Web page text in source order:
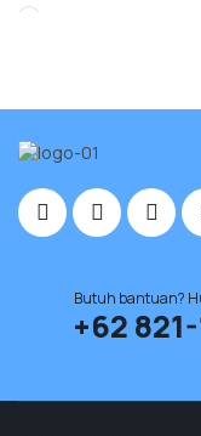
Chanel mascara
Mascara for full
Maybellin face
Butuh bantuan?
+62